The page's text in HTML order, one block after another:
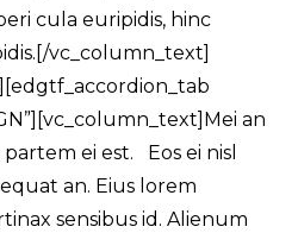
cula euripidis, hinc
vc_column_text]
an
ei est. Eos ei nisl
an. Eius lorem
sensibus id. Alienum